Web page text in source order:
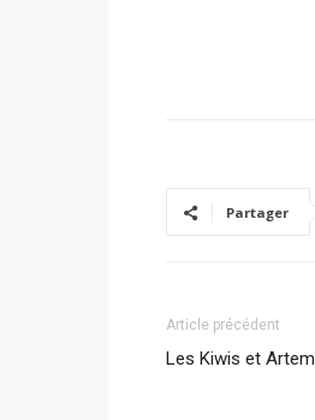
Partager
Article précédent
Les Kiwis et